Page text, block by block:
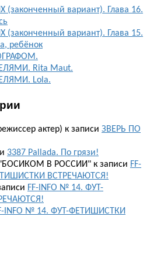
вариант). Глава 16.
вариант). Глава 15.
ребёнок
Rita Maut.
Lola.
актер) к записи ЗВЕРЬ ПО
3387 Pallada. По грязи!
"БОСИКОМ В РОССИИ" к записи FF-
ВСТРЕЧАЮТСЯ!
FF-INFO № 14. ФУТ-
INFO № 14. ФУТ-ФЕТИШИСТКИ